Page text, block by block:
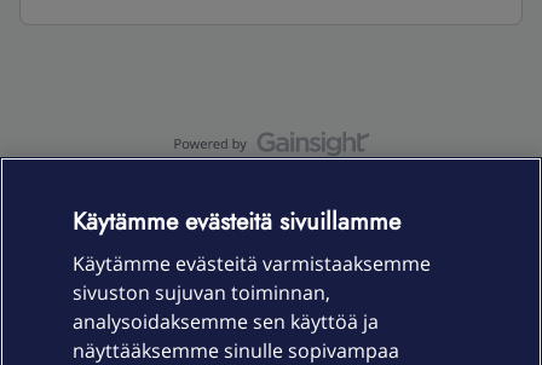
Laitteet & liittymät
Käytämme evästeitä sivuillamme
Käytämme evästeitä varmistaaksemme
sivuston sujuvan toiminnan,
analysoidaksemme sen käyttöä ja
näyttääksemme sinulle sopivampaa